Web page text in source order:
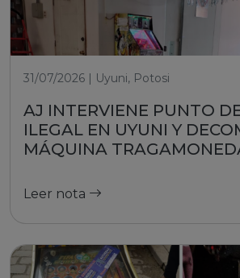
31/07/2026 | Uyuni, Potosi
AJ INTERVIENE PUNTO
ILEGAL EN UYUNI Y
MÁQUINA
Leer nota